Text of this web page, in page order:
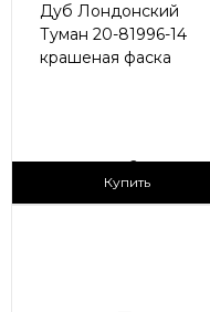
Дуб Лондонский
Туман 20-81996-14
крашеная фаска
2
Купить